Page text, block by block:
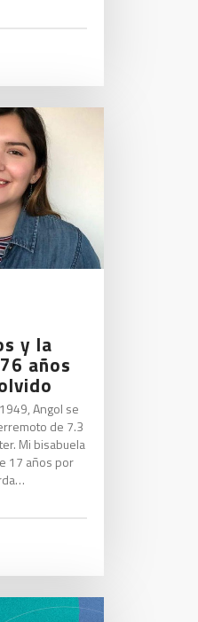
y la
años
Angol se
de 7.3
Mi bisabuela
17 años por